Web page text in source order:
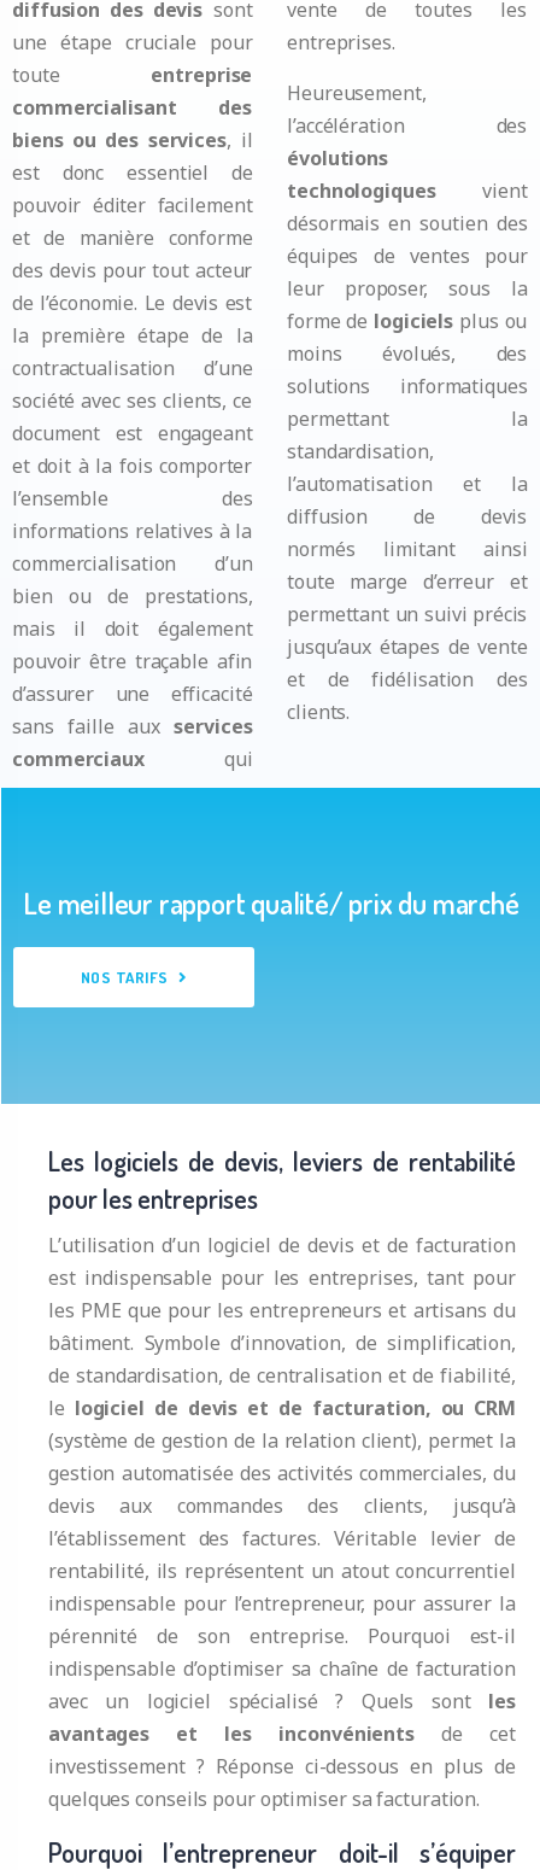
diffusion des devis sont
une étape cruciale pour
toute entreprise
commercialisant des
biens ou des services, il
est donc essentiel de
pouvoir éditer facilement
et de manière conforme
des devis pour tout acteur
de l’économie. Le devis est
la première étape de la
contractualisation d’une
société avec ses clients, ce
document est engageant
et doit à la fois comporter
l’ensemble des
informations relatives à la
commercialisation d’un
bien ou de prestations,
mais il doit également
pouvoir être traçable afin
d’assurer une efficacité
sans faille auxservices
commerciauxqui
vente de toutes les
entreprises.
Heureusement,
l’accélération des
évolutions
technologiquesvient
désormais en soutien des
équipes de ventes pour
leur proposer, sous la
forme de logiciels plus ou
moins évolués, des
solutions informatiques
permettant la
standardisation,
l’automatisation et la
diffusion de devis
normés limitant ainsi
toute marge d’erreur et
permettant un suivi précis
jusqu’aux étapes de vente
et de fidélisation des
clients.
Le meilleur rapport qualité/ prix du marché
NOS TARIFS
Les logiciels de devis, leviers de rentabilité
pour les entreprises
L’utilisation d’un logiciel de devis et de facturation
est indispensable pour les entreprises, tant pour
les PME que pour les entrepreneurs et artisans du
bâtiment. Symbole d’innovation, de simplification,
de standardisation, de centralisation et de fiabilité,
le logiciel de devis et de facturation, ou CRM
(système de gestion de la relation client), permet la
gestion automatisée des activités commerciales, du
devis aux commandes des clients, jusqu’à
l’établissement des factures. Véritable levier de
rentabilité, ils représentent un atout concurrentiel
indispensable pour l’entrepreneur, pour assurer la
pérennité de son entreprise. Pourquoi est-il
indispensable d’optimiser sa chaîne de facturation
avec un logiciel spécialisé ? Quels sont les
avantages et les inconvénients de cet
investissement ? Réponse ci-dessous en plus de
quelques conseils pour optimiser sa facturation.
Pourquoi l’entrepreneur doit-il s’équiper